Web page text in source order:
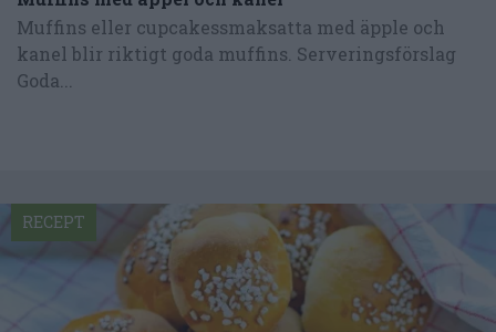
Muffins eller cupcakessmaksatta med äpple och
kanel blir riktigt goda muffins. Serveringsförslag
Goda...
RECEPT